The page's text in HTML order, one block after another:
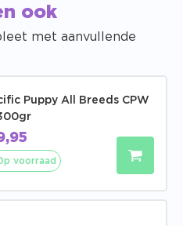
ook
met aanvullende
Puppy All Breeds CPW
voorraad